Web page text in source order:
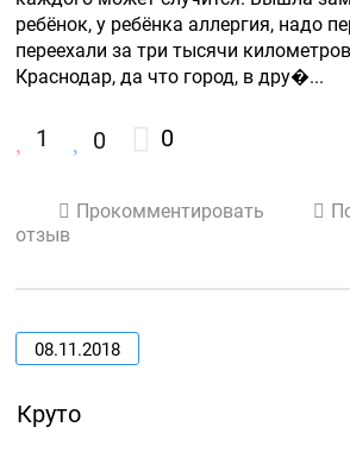
ребёнок, у ребёнка аллергия, надо
переехали за три тысячи
Краснодар, да что город, в дру�...
1 0 0
Прокомментировать
отзыв
08.11.2018
Круто